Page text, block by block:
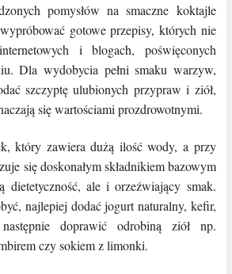
pomysłów na smaczne koktajle
gotowe przepisy, których nie
i blogach, poświęconych
Dla wydobycia pełni smaku warzyw,
szczyptę ulubionych przypraw i ziół,
się wartościami prozdrowotnymi.
który zawiera dużą ilość wody, a przy
się doskonałym składnikiem bazowym
dietetyczność, ale i orzeźwiający smak.
najlepiej dodać jogurt naturalny, kefir,
doprawić odrobiną ziół np.
czy sokiem z limonki.